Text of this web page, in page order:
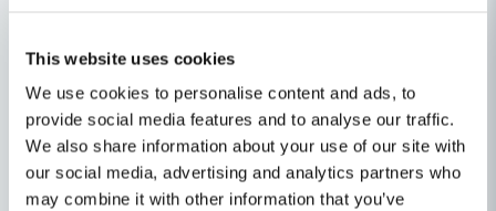
This website uses cookies
We use cookies to personalise content and ads, to
provide social media features and to analyse our traffic.
We also share information about your use of our site with
our social media, advertising and analytics partners who
may combine it with other information that you’ve
Detta visir är perfekt för användning på
ögonskydd är avgörande.
Egenskaper
Produkttyp Visir. Sågklinga
Ställ en produktfråga